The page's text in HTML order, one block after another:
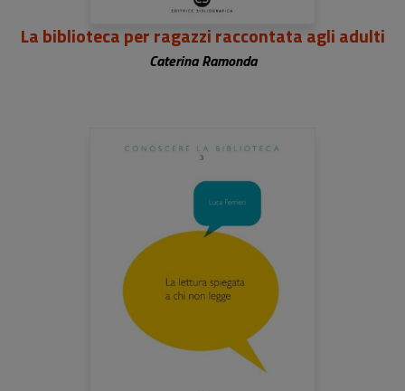
La biblioteca per ragazzi raccontata agli adulti
Caterina Ramonda